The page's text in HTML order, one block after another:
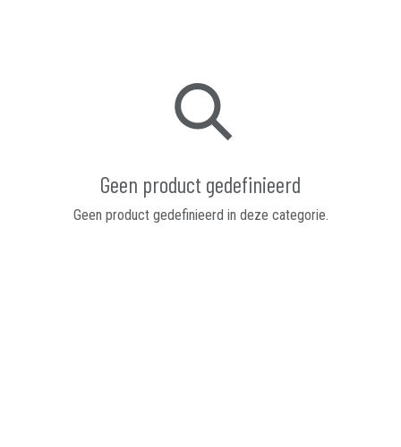
Geen product gedefinieerd
Geen product gedefinieerd in deze categorie.